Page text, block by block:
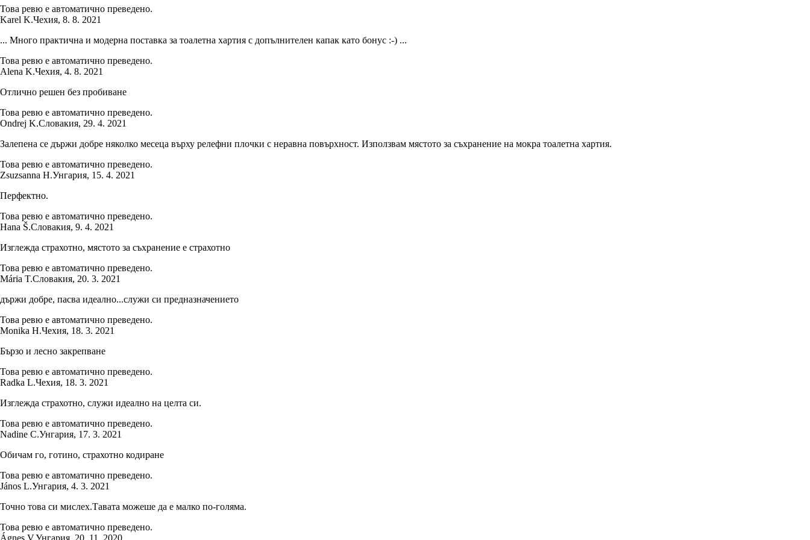
Това ревю е автоматично преведено.
Karel K.Чехия, 8. 8. 2021
... Много практична и модерна поставка за тоалетна хартия с допълнителен капак като бонус :-) ...
Това ревю е автоматично преведено.
Alena K.Чехия, 4. 8. 2021
Отлично решен без пробиване
Това ревю е автоматично преведено.
Ondrej K.Словакия, 29. 4. 2021
Залепена се държи добре няколко месеца върху релефни плочки с неравна повърхност. Използвам мястото за съхранение на мокра тоалетна хартия.
Това ревю е автоматично преведено.
Zsuzsanna H.Унгария, 15. 4. 2021
Перфектно.
Това ревю е автоматично преведено.
Hana Š.Словакия, 9. 4. 2021
Изглежда страхотно, мястото за съхранение е страхотно
Това ревю е автоматично преведено.
Mária T.Словакия, 20. 3. 2021
държи добре, пасва идеално...служи си предназначението
Това ревю е автоматично преведено.
Monika H.Чехия, 18. 3. 2021
Бързо и лесно закрепване
Това ревю е автоматично преведено.
Radka L.Чехия, 18. 3. 2021
Изглежда страхотно, служи идеално на целта си.
Това ревю е автоматично преведено.
Nadine C.Унгария, 17. 3. 2021
Обичам го, готино, страхотно кодиране
Това ревю е автоматично преведено.
János L.Унгария, 4. 3. 2021
Точно това си мислех.Тавата можеше да е малко по-голяма.
Това ревю е автоматично преведено.
Ágnes V.Унгария 20. 11. 2020